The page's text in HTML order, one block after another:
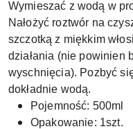
Wymieszać z wodą w
Nałożyć roztwór na
szczotką z miękkim
działania (nie powinien
wyschnięcia). Pozbyć
dokładnie wodą.
Pojemność: 500ml
Opakowanie: 1szt.